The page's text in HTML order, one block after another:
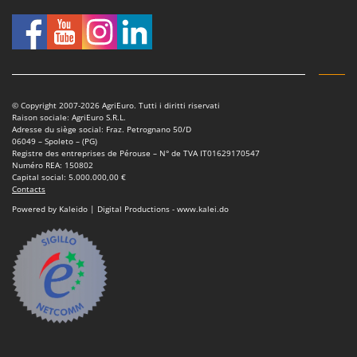
Shark
Simatech
Sirman
Skil
Smartwood
Smeg
Snapper
Spice Electronics
Spiralmac
Spring Protezione
Spyro
© Copyright 2007-2026 AgriEuro. Tutti i diritti riservati
Raison sociale: AgriEuro S.R.L.
Adresse du siège social: Fraz. Petrognano 50/D
06049 – Spoleto – (PG)
Registre des entreprises de Pérouse – N° de TVA IT01629170547
Numéro REA: 150802
Capital social: 5.000.000,00 €
Contacts
Powered by Kaleido | Digital Productions - www.kalei.do